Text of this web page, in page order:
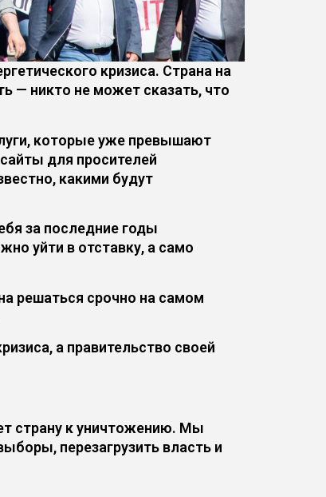
кризиса. Страна на
— никто не может сказать, что
которые уже превышают
для просителей
какими будут
за последние годы
уйти в отставку, а само
решаться срочно на самом
а правительство своей
страну к уничтожению. Мы
перезагрузить власть и